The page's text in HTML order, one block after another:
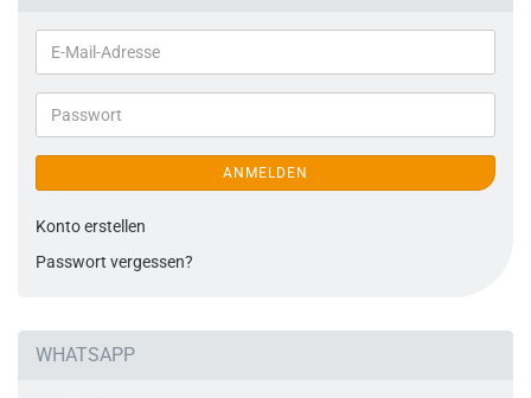
ANMELDEN
Konto erstellen
Passwort vergessen?
WHATSAPP